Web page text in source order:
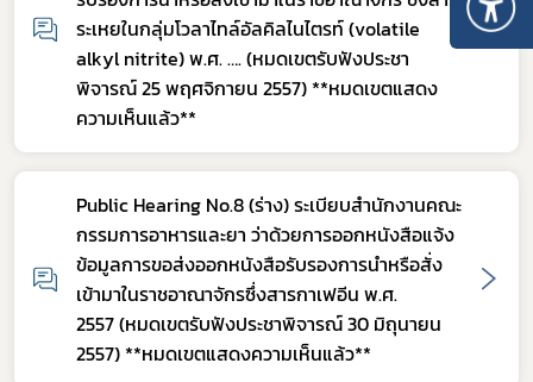
ระเหยในกลุ่มโวลาไทล์อัลคิลไนไตรท์ (volatile
alkyl nitrite) พ.ศ. …. (หมดเขตรับฟังประชา
พิจารณ์ 25 พฤศจิกายน 2557) **หมดเขตแสดง
ความเห็นแล้ว**
Public Hearing No.8 (ร่าง) ระเบียบสำนักงานคณะ
กรรมการอาหารและยา ว่าด้วยการออกหนังสือแจ้ง
ข้อมูลการขอส่งออกหนังสือรับรองการนำหรือสั่ง
เข้ามาในราชอาณาจักรซึ่งสารกาเฟอีน พ.ศ.
2557 (หมดเขตรับฟังประชาพิจารณ์ 30 มิถุนายน
2557) **หมดเขตแสดงความเห็นแล้ว**